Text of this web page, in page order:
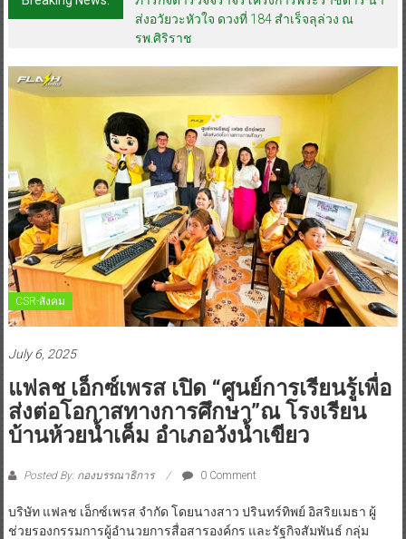
ส่งอวัยวะหัวใจ ดวงที่ 184 สำเร็จลุล่วง ณ
รพ.ศิริราช
CSR-สังคม
July 6, 2025
แฟลช เอ็กซ์เพรส เปิด “ศูนย์การเรียนรู้เพื่อ
ส่งต่อโอกาสทางการศึกษา”ณ โรงเรียน
บ้านห้วยน้ำเค็ม อำเภอวังน้ำเขียว
Posted By: กองบรรณาธิการ 0 Comment
บริษัท แฟลช เอ็กซ์เพรส จำกัด โดยนางสาว ปรินทร์ทิพย์ อิสริยเมธา ผู้
ช่วยรองกรรมการผู้อำนวยการสื่อสารองค์กร และรัฐกิจสัมพันธ์ กลุ่ม